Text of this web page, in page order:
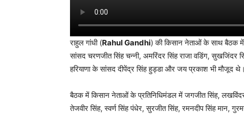
राहुल गांधी (Rahul Gandhi) की किसान नेताओं के साथ बैठक
सांसद चरणजीत सिंह चन्नी, अमरिंदर सिंह राजा वडिंग, सुखजिंदर
हरियाणा के सांसद दीपेंद्र सिंह हुड्डा और जय प्रकाश भी मौजूद थे।
बैठक में किसान नेताओं के प्रतिनिधिमंडल में जगजीत सिंह, लखविंदर
तेजवीर सिंह, स्वर्ण सिंह पंधेर, सुरजीत सिंह, रमनदीप सिंह मान,